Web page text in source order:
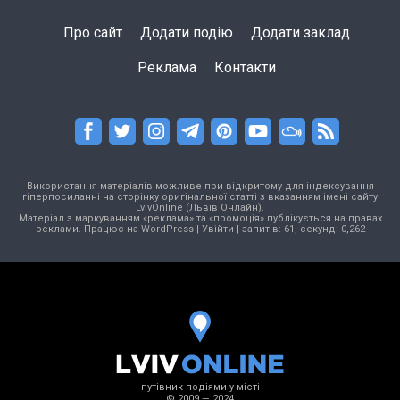
Про сайт Додати подію Додати заклад
Реклама Контакти
Використання матеріалів можливе при відкритому для індексування
гіперпосиланні на сторінку оригінальної статті з вказанням імені сайту
LvivOnline (Львів Онлайн).
Матеріал з маркуванням «реклама» та «промоція» публікується на правах
реклами. Працює на WordPress| Увійти | запитів: 61, секунд: 0,262
путівник подіями у місті